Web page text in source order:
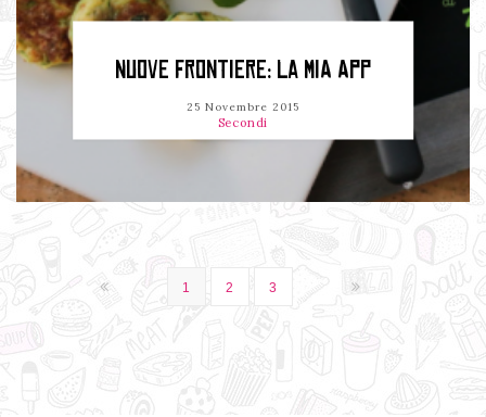
NUOVE FRONTIERE: LA MIA APP
25 Novembre 2015
Secondi
1 2 3